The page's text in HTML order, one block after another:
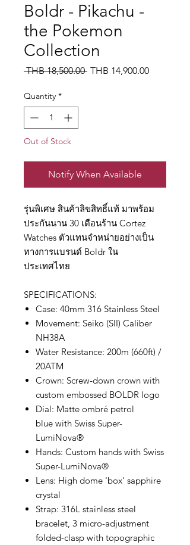
Boldr - Pikachu -
the Pokemon
Collection
THB 18,500.00 Regular
THB 14,900.00Sale
Quantity *
Out of Stock
Notify When Available
รุ่นพิเศษ สินค้าลิขสิทธิ์แท้ มาพร้อม
ประกันนาน 30 เดือนร้าน Cortez
Watches ตัวแทนจำหน่ายอย่างเป็น
ทางการแบรนด์ Boldr ใน
ประเทศไทย
SPECIFICATIONS:
Case: 40mm 316 Stainless Steel
Movement: Seiko (SII) Caliber
NH38A
Water Resistance: 200m (660ft) /
20ATM
Crown: Screw-down crown with
custom embossed BOLDR logo
Dial: Matte ombré petrol
blue with Swiss Super-
LumiNova®
Hands: Custom hands with Swiss
Super-LumiNova®
Lens: High dome 'box' sapphire
crystal
Strap: 316L stainless steel
bracelet, 3 micro-adjustment
folded-clasp with topographic